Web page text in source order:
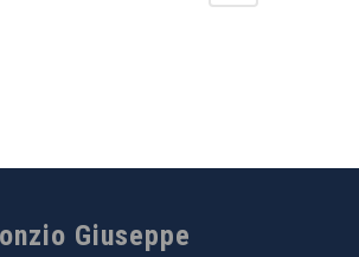
Giuseppe